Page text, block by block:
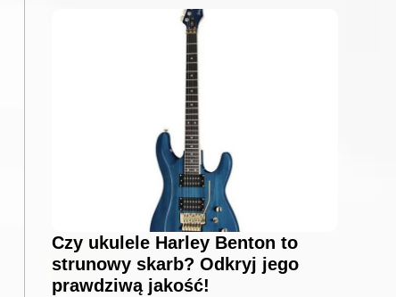
Czy ukulele Harley Benton to
strunowy skarb? Odkryj jego
prawdziwą jakość!